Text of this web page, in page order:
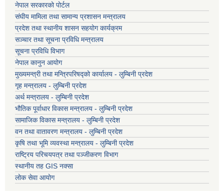
नेपाल सरकारको पोर्टल
संघीय मामिला तथा सामान्य प्रशासन मन्त्रालय
प्रदेश तथा स्थानीय शासन सहयोग कार्यक्रम
सञ्चार तथा सूचना प्रविधि मन्त्रालय
सूचना प्रविधि विभाग
नेपाल कानुन आयोग
मुख्यमन्त्री तथा मन्त्रिपरिषद्को कार्यालय - लुम्बिनी प्रदेश
गृह मन्त्रालय - लुम्बिनी प्रदेश
अर्थ मन्त्रालय - लुम्बिनी प्रदेश
भौतिक पूर्वाधार विकास मन्त्रालय - लुम्बिनी प्रदेश
सामाजिक विकास मन्त्रालय - लुम्बिनी प्रदेश
वन तथा वातावरण मन्त्रालय - लुम्बिनी प्रदेश
कृषि तथा भूमि व्यवस्था मन्त्रालय - लुम्बिनी प्रदेश
राष्ट्रिय परिचयपत्र तथा पञ्जीकरण विभाग
स्थानीय तह GIS नक्सा
लोक सेवा आयोग